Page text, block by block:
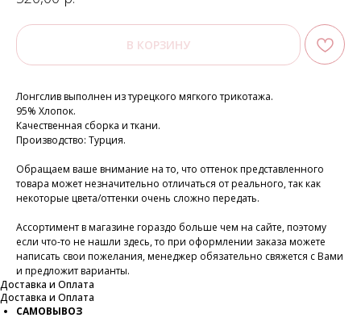
В КОРЗИНУ
Лонгслив выполнен из турецкого мягкого трикотажа.
95% Хлопок.
Качественная сборка и ткани.
Производство: Турция.
Обращаем ваше внимание на то, что оттенок представленного
товара может незначительно отличаться от реального, так как
некоторые цвета/оттенки очень сложно передать.
Ассортимент в магазине гораздо больше чем на сайте, поэтому
если что-то не нашли здесь, то при оформлении заказа можете
написать свои пожелания, менеджер обязательно свяжется с Вами
и предложит варианты.
Доставка и Оплата
Доставка и Оплата
САМОВЫВОЗ